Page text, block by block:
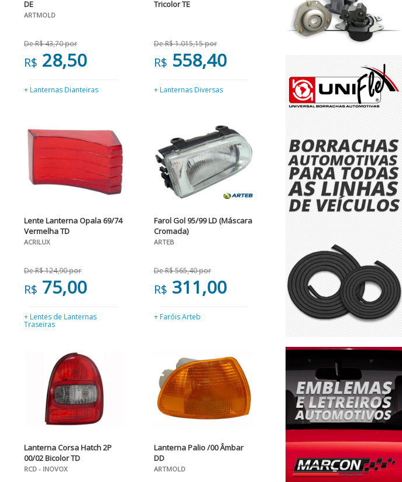
DE
ARTMOLD
De R$ 43,70 por
R$ 28,50
+ Lanternas Dianteiras
Tricolor TE
De R$ 1.015,15 por
R$ 558,40
+ Lanternas Diversas
Lente Lanterna Opala 69/74
Vermelha TD
ACRILUX
De R$ 124,90 por
R$ 75,00
+ Lentes de Lanternas
Traseiras
Farol Gol 95/99 LD (Máscara
Cromada)
ARTEB
De R$ 565,40 por
R$ 311,00
+ Faróis Arteb
Lanterna Corsa Hatch 2P
00/02 Bicolor TD
RCD - INOVOX
Lanterna Palio /00 Âmbar
DD
ARTMOLD